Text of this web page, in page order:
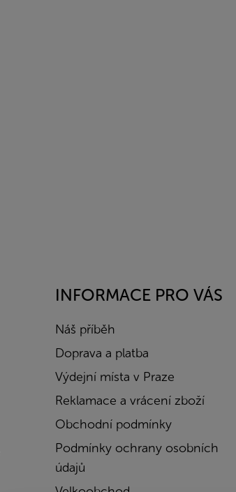
INFORMACE PRO VÁS
Náš příběh
Doprava a platba
Výdejní místa v Praze
Reklamace a vrácení zboží
Obchodní podmínky
Podmínky ochrany osobních
údajů